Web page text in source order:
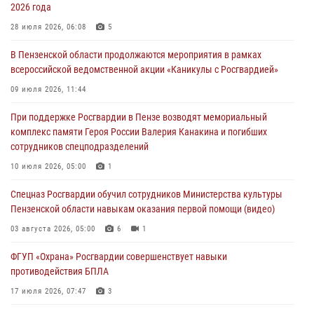
Росгвардия обеспечила безопасность праздничных мероприятий в
1
В Пензе сотрудники Росгвардии задержали мужчину, который
дома
03 августа 2026, 05:59
Росгвардейцы Пензенской области отмечают 35-летие дежурной
03 августа 2026, 05:15
2026 года
28 июля 2026, 06:08 5
В Пензенской области продолжаются мероприятия в рамках
всероссийской ведомственной акции «Каникулы с Росгвардией»
09 июля 2026, 11:44
При поддержке Росгвардии в Пензе возводят мемориальный
комплекс памяти Героя России Валерия Канакина и погибших
сотрудников спецподразделений
10 июля 2026, 05:00 1
Спецназ Росгвардии обучил сотрудников Министерства культуры
Пензенской области навыкам оказания первой помощи (видео)
03 августа 2026, 05:00 6 1
ФГУП «Охрана» Росгвардии совершенствует навыки
противодействия БПЛА
17 июля 2026, 07:47 3